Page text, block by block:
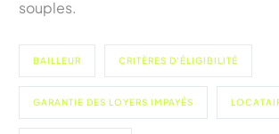
souples.
BAILLEUR CRITÈRES D'ÉLIGIBILITÉ
GARANTIE DES LOYERS IMPAYÉS